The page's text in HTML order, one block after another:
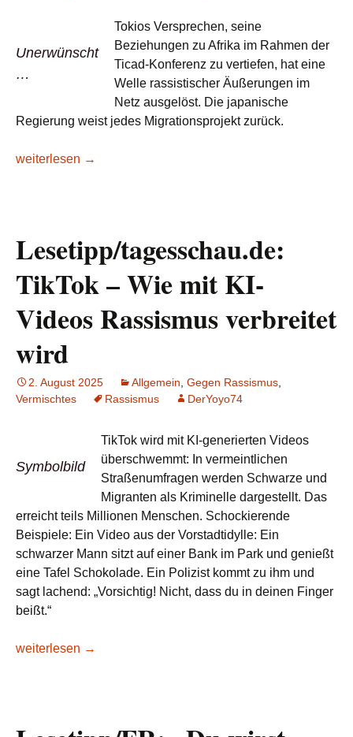
Unerwünscht
…
Tokios Versprechen, seine
Beziehungen zu Afrika im Rahmen der
Ticad-Konferenz zu vertiefen, hat eine
Welle rassistischer Äußerungen im
Netz ausgelöst. Die japanische
Regierung weist jedes Migrationsprojekt zurück.
Japan: Welle des Online-Hasses nach der Ankündigung
weiterlesen →
Lesetipp/tagesschau.de:
TikTok – Wie mit KI-
Videos Rassismus verbreitet
wird
2. August 2025 Allgemein Gegen Rassismus
Vermischtes
Rassismus DerYoyo74
Symbolbild
TikTok wird mit KI-generierten Videos
überschwemmt: In vermeintlichen
Straßenumfragen werden Schwarze und
Migranten als Kriminelle dargestellt. Das
erreicht teils Millionen Menschen. Schockierende
Beispiele: Ein Video aus der Vorstadtidylle: Ein
schwarzer Mann sitzt auf einer Bank im Park und genießt
eine Tafel Schokolade. Ein Polizist kommt zu ihm und
sagt lachend: „Vorsichtig! Nicht, dass du in deinen Finger
beißt.“
Lesetipp/tagesschau.de: TikTok – Wie mit KI-Videos
weiterlesen →